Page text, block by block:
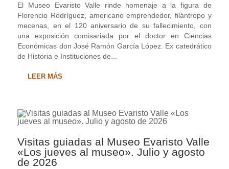
El Museo Evaristo Valle rinde homenaje a la figura de
Florencio Rodríguez, americano emprendedor, filántropo y
mecenas, en el 120 aniversario de su fallecimiento, con
una exposición comisariada por el doctor en Ciencias
Económicas don José Ramón García López. Ex catedrático
de Historia e Instituciones de...
LEER MÁS
Visitas guiadas al Museo Evaristo Valle
«Los jueves al museo». Julio y agosto
de 2026